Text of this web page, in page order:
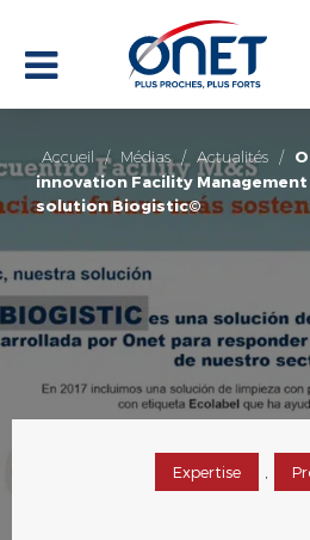
Accueil / Médias / Actualités /
innovation Facility Management
solution Biogistic©
Expertise